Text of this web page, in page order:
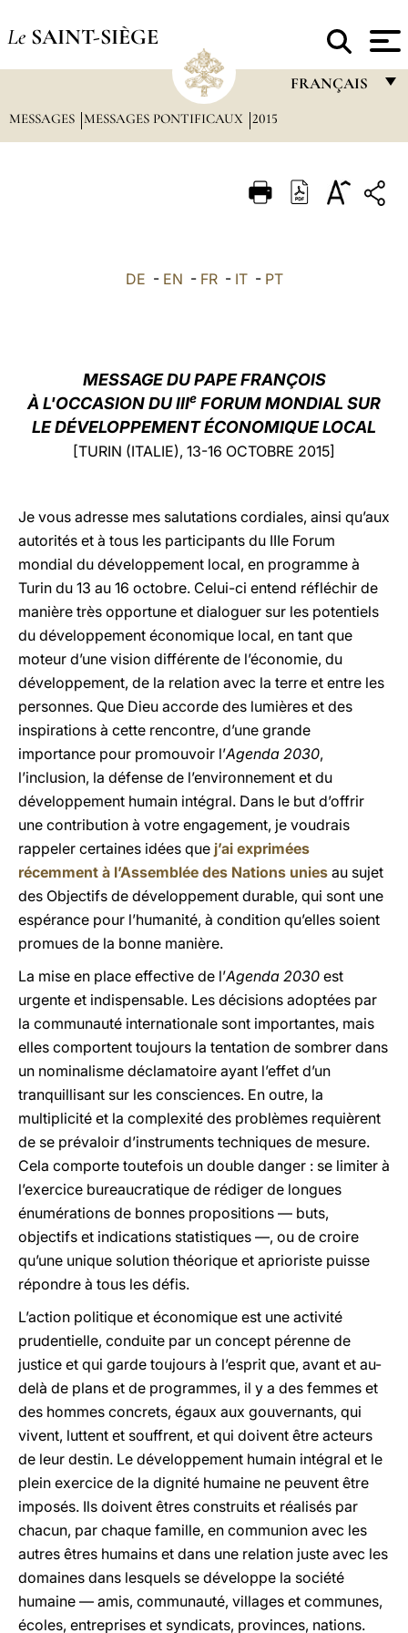
Le SAINT-SIÈGE
FRANÇAIS
ITALIANO
中文
LATINE
MESSAGES MESSAGES PONTIFICAUX 2015
DE - EN - FR- IT- PT
MESSAGE DU PAPE FRANÇOIS
À L'OCCASION DU IIIe FORUM MONDIAL SUR
LE DÉVELOPPEMENT ÉCONOMIQUE LOCAL
[TURIN (ITALIE), 13-16 OCTOBRE 2015]
Je vous adresse mes salutations cordiales, ainsi qu’aux
autorités et à tous les participants du IIIe Forum
mondial du développement local, en programme à
Turin du 13 au 16 octobre. Celui-ci entend réfléchir de
manière très opportune et dialoguer sur les potentiels
du développement économique local, en tant que
moteur d’une vision différente de l’économie, du
développement, de la relation avec la terre et entre les
personnes. Que Dieu accorde des lumières et des
inspirations à cette rencontre, d’une grande
importance pour promouvoir l’Agenda 2030,
l’inclusion, la défense de l’environnement et du
développement humain intégral. Dans le but d’offrir
une contribution à votre engagement, je voudrais
rappeler certaines idées que j’ai exprimées
récemment à l’Assemblée des Nations unies au sujet
des Objectifs de développement durable, qui sont une
espérance pour l’humanité, à condition qu’elles soient
promues de la bonne manière.
La mise en place effective de l’Agenda 2030 est
urgente et indispensable. Les décisions adoptées par
la communauté internationale sont importantes, mais
elles comportent toujours la tentation de sombrer dans
un nominalisme déclamatoire ayant l’effet d’un
tranquillisant sur les consciences. En outre, la
multiplicité et la complexité des problèmes requièrent
de se prévaloir d’instruments techniques de mesure.
Cela comporte toutefois un double danger : se limiter à
l’exercice bureaucratique de rédiger de longues
énumérations de bonnes propositions — buts,
objectifs et indications statistiques —, ou de croire
qu’une unique solution théorique et aprioriste puisse
répondre à tous les défis.
L’action politique et économique est une activité
prudentielle, conduite par un concept pérenne de
justice et qui garde toujours à l’esprit que, avant et au-
delà de plans et de programmes, il y a des femmes et
des hommes concrets, égaux aux gouvernants, qui
vivent, luttent et souffrent, et qui doivent être acteurs
de leur destin. Le développement humain intégral et le
plein exercice de la dignité humaine ne peuvent être
imposés. Ils doivent êtres construits et réalisés par
chacun, par chaque famille, en communion avec les
autres êtres humains et dans une relation juste avec les
domaines dans lesquels se développe la société
humaine — amis, communauté, villages et communes,
écoles, entreprises et syndicats, provinces, nations.